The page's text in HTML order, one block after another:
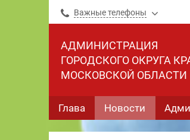
Важные телефоны
АДМИНИСТРАЦИЯ
ГОРОДСКОГО ОКРУГА
МОСКОВСКОЙ ОБЛАСТИ
Глава Новости